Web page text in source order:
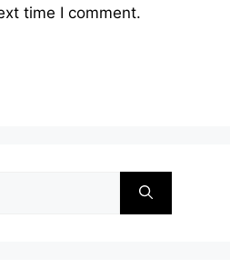
time I comment.